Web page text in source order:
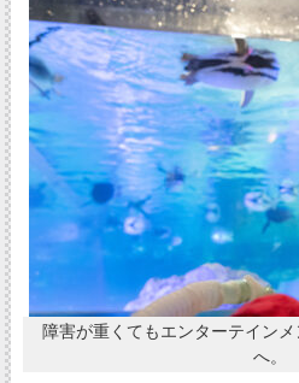
障害が重くてもエンターテイン
へ。